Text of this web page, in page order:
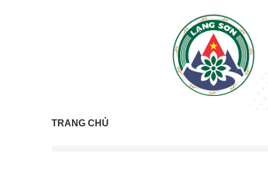
TRANG CHỦ